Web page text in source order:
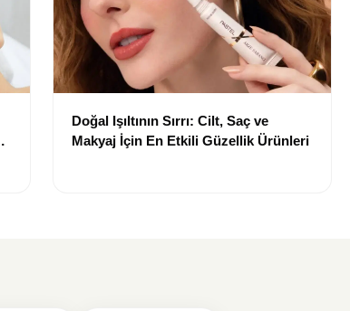
Doğal Işıltının Sırrı: Cilt, Saç ve
Makyaj İçin En Etkili Güzellik Ürünleri